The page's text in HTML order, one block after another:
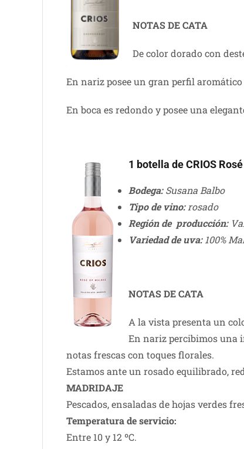
NOTAS DE CATA
De color dorado con
En nariz posee un gran perfil
En boca es redondo y posee una
1 botella de CRIOS
Bodega:Susana Balbo
Tipo de vino: rosado
Región de producción:
Variedad de uva:100%
NOTAS DE CATA
A la vista presenta un
En nariz percibimos una
notas frescas con toques florales.
Estamos ante un rosado equilibrado,
MADRIDAJE
Pescados, ensaladas de hojas verdes
Temperatura de servicio:
Entre 10 y 12 ºC.